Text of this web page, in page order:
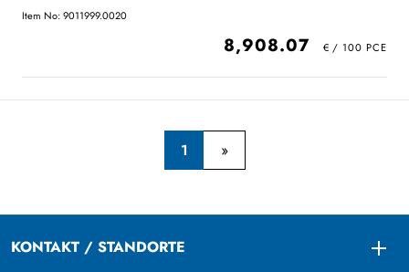
Item No: 9011999.0020
8,908.07
1
KONTAKT / STANDORTE